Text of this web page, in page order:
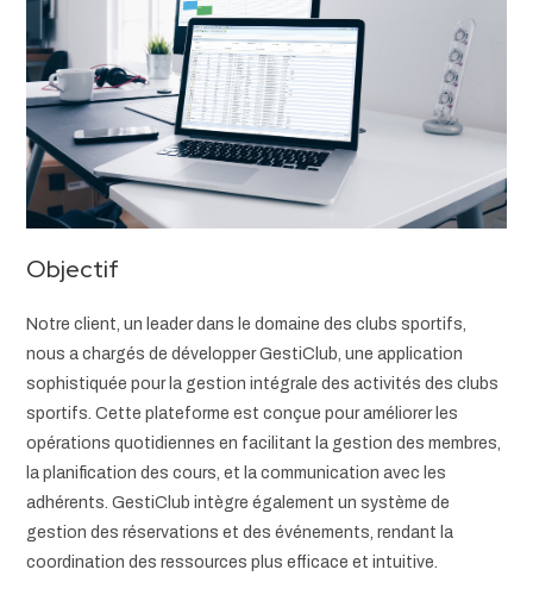
Objectif
Notre client, un leader dans le domaine des clubs sportifs,
nous a chargés de développer GestiClub, une application
sophistiquée pour la gestion intégrale des activités des clubs
sportifs. Cette plateforme est conçue pour améliorer les
opérations quotidiennes en facilitant la gestion des membres,
la planification des cours, et la communication avec les
adhérents. GestiClub intègre également un système de
gestion des réservations et des événements, rendant la
coordination des ressources plus efficace et intuitive.